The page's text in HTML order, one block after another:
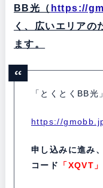
BB光（ https://
く、広いエリアの
ます。
「とくとくBB光
https://
申し込みに進み
コード
「XQVT」